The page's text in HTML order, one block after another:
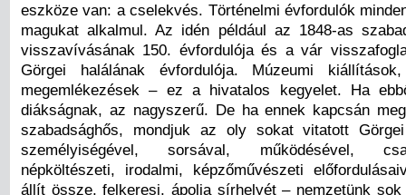
eszköze van: a cselekvés. Történelmi évfordulók
magukat alkalmul. Az idén például az 1848-as
visszavívásának 150. évfordulója és a vár
Görgei halálának évfordulója. Múzeumi
megemlékezések – ez a hivatalos kegyelet. Ha
diákságnak, az nagyszerű. De ha ennek kapcsán
szabadsághős, mondjuk az oly sokat vitatott
személyiségével, sorsával, működésével,
népköltészeti, irodalmi, képzőművészeti
állít össze, felkeresi, ápolja sírhelyét – nemzetünk